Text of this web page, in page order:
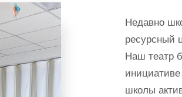
Недавно
ресурсный
Наш театр
школы